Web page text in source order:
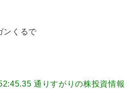
ンくるで
通りすがりの株投資情報